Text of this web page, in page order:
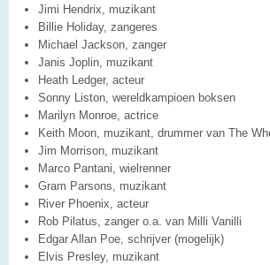
Jimi Hendrix, muzikant
Billie Holiday, zangeres
Michael Jackson, zanger
Janis Joplin, muzikant
Heath Ledger, acteur
Sonny Liston, wereldkampioen boksen
Marilyn Monroe, actrice
Keith Moon, muzikant, drummer van The
Jim Morrison, muzikant
Marco Pantani, wielrenner
Gram Parsons, muzikant
River Phoenix, acteur
Rob Pilatus, zanger o.a. van Milli Vanilli
Edgar Allan Poe, schrijver (mogelijk)
Elvis Presley, muzikant